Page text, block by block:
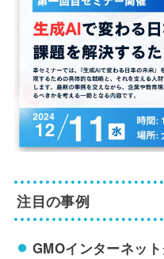
注目の事例
GMOインターネッ